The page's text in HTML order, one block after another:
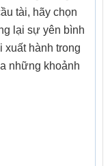
tài, hãy chọn
lại sự yên bình
hành trong
những khoảnh